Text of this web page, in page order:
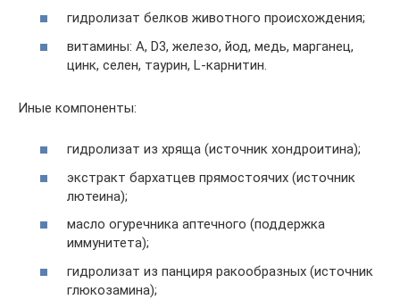
гидролизат белков животного происхождения;
витамины: А, D3, железо, йод, медь, марганец,
цинк, селен, таурин, L-карнитин.
Иные компоненты:
гидролизат из хряща (источник хондроитина);
экстракт бархатцев прямостоячих (источник
лютеина);
масло огуречника аптечного (поддержка
иммунитета);
гидролизат из панциря ракообразных (источник
глюкозамина);